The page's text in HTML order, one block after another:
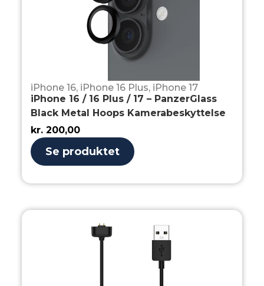
iPhone 16, iPhone 16 Plus, iPhone 17
iPhone 16 / 16 Plus / 17 – PanzerGlass
Black Metal Hoops Kamerabeskyttelse
kr. 200,00
Se produktet